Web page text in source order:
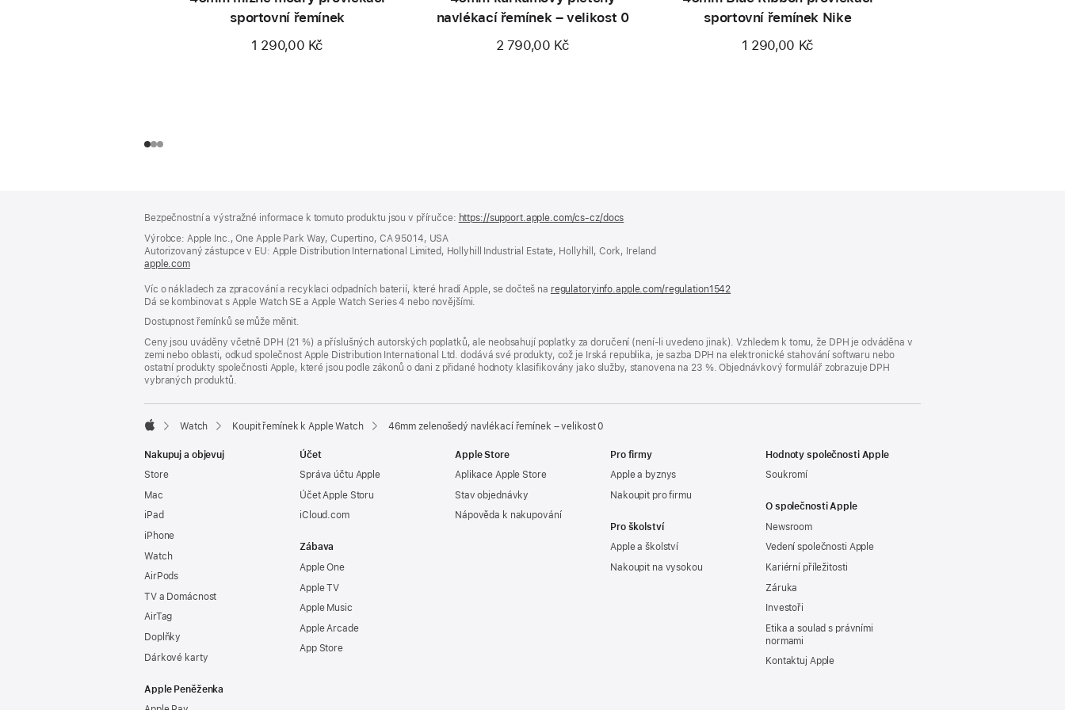
sportovní řemínek
1 290,00 Kč
navlékací řemínek – velikost 0
2 790,00 Kč
sportovní řemínek Nike
1 290,00 Kč
Bezpečnostní a výstražné informace k tomuto produktu jsou v příručce: https://support.apple.com/cs-cz/docs
okně)
Výrobce: Apple Inc., One Apple Park Way, Cupertino, CA 95014, USA
Autorizovaný zástupce v EU: Apple Distribution International Limited, Hollyhill Industrial Estate, Hollyhill, Cork, Ireland
apple.com(otevře
v novém
okně)
Víc o nákladech za zpracování a recyklaci odpadních baterií, které hradí Apple, se dočteš na regulatoryinfo.apple.com/regulation1542
Dá se kombinovat s Apple Watch SE a Apple Watch Series 4 nebo novějšími.
Dostupnost řemínků se může měnit.
Ceny jsou uváděny včetně DPH (21 %) a příslušných autorských poplatků, ale neobsahují poplatky za doručení (není-li uvedeno jinak). Vzhledem k tomu, že DPH je odváděna v
zemi nebo oblasti, odkud společnost Apple Distribution International Ltd. dodává své produkty, což je Irská republika, je sazba DPH na elektronické stahování softwaru nebo
ostatní produkty společnosti Apple, které jsou podle zákonů o dani z přidané hodnoty klasifikovány jako služby, stanovena na 23 %. Objednávkový formulář zobrazuje DPH
vybraných produktů.
Watch Koupit řemínek k Apple Watch 46mm zelenošedý navlékací řemínek – velikost 0
Nakupuj a objevuj
Store
Mac
iPad
iPhone
Watch
AirPods
TV a Domácnost
AirTag
Doplňky
Dárkové karty
Apple Peněženka
Účet
Správa účtu Apple
Účet Apple Storu
iCloud.com
Zábava
Apple One
Apple TV
Apple Music
Apple Arcade
App Store
Apple Store
Aplikace Apple Store
Stav objednávky
Nápověda k nakupování
Pro firmy
Apple a byznys
Nakoupit pro firmu
Pro školství
Apple a školství
Nakoupit na vysokou
Hodnoty společnosti Apple
Soukromí
O společnosti Apple
Newsroom
Vedení společnosti Apple
Kariérní příležitosti
Záruka
Investoři
Etika a soulad s právními
normami
Kontaktuj Apple